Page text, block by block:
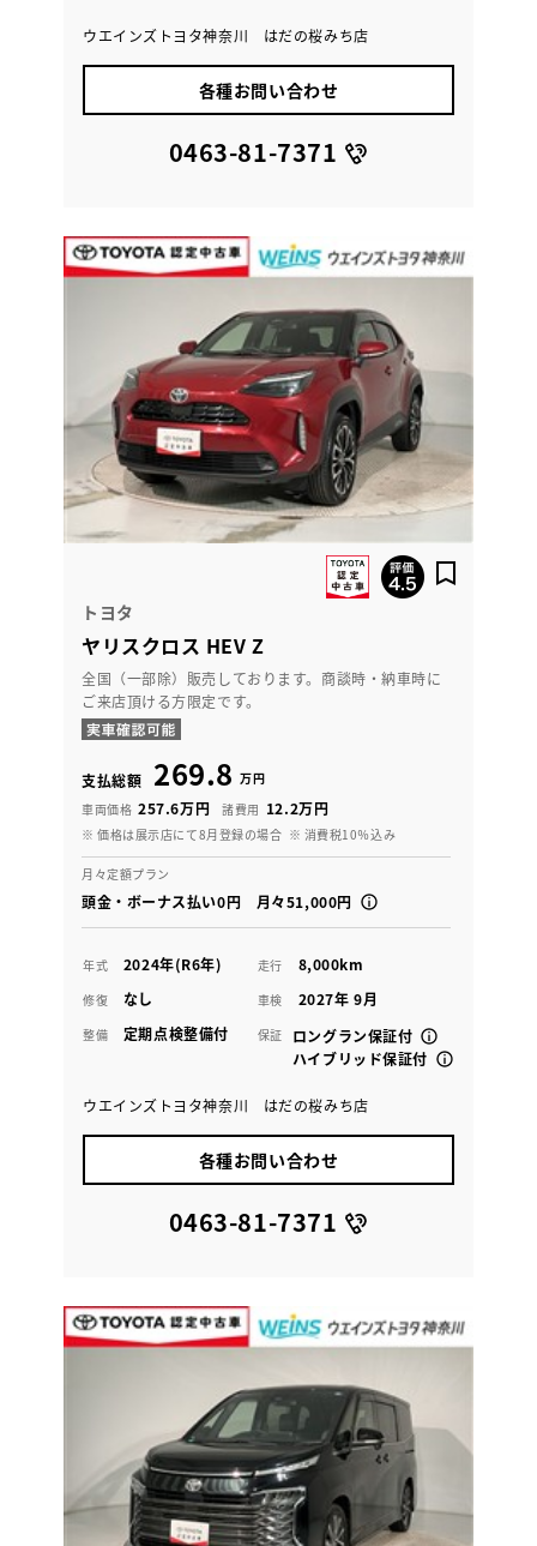
ウエインズトヨタ神奈川 はだの桜みち店
各種お問い合わせ
0463-81-7371
トヨタ
ヤリスクロス HEV Z
全国（一部除）販売しております。商談時・納車時に
ご来店頂ける方限定です。
支払総額 269.8 万円
車両価格 257.6万円 諸費用 12.2万円
※ 価格は展示店にて8月登録の場合 ※ 消費税10％込み
月々定額プラン
頭金・ボーナス払い0円 月々51,000円
年式 2024年(R6年) 走行 8,000km
修復 なし 車検 2027年 9月
整備 定期点検整備付 保証
ロングラン保証付
ハイブリッド保証付
ウエインズトヨタ神奈川 はだの桜みち店
各種お問い合わせ
0463-81-7371